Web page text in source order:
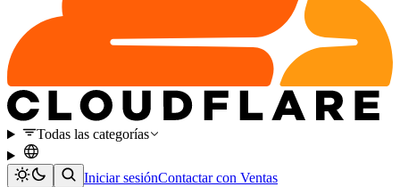
Todas las categorías
Iniciar sesiónContactar con Ventas